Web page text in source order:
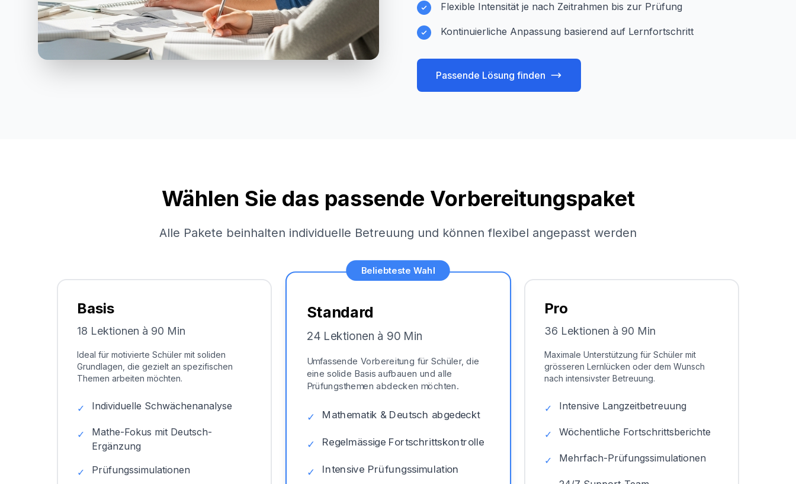
Flexible Intensität je nach Zeitrahmen bis zur Prüfung
Kontinuierliche Anpassung basierend auf Lernfortschritt
Passende Lösung finden
Wählen Sie das passende Vorbereitungspaket
Alle Pakete beinhalten individuelle Betreuung und können flexibel angepasst werden
Basis
18 Lektionen à 90 Min
Ideal für motivierte Schüler mit soliden
Grundlagen, die gezielt an spezifischen
Themen arbeiten möchten.
✓ Individuelle Schwächenanalyse
✓
Mathe-Fokus mit Deutsch-
Ergänzung
✓ Prüfungssimulationen
Beliebteste Wahl
Standard
24 Lektionen à 90 Min
Umfassende Vorbereitung für Schüler, die
eine solide Basis aufbauen und alle
Prüfungsthemen abdecken möchten.
✓ Mathematik & Deutsch abgedeckt
✓ Regelmässige Fortschrittskontrolle
✓ Intensive Prüfungssimulation
Pro
36 Lektionen à 90 Min
Maximale Unterstützung für Schüler mit
grösseren Lernlücken oder dem Wunsch
nach intensivster Betreuung.
✓ Intensive Langzeitbetreuung
✓ Wöchentliche Fortschrittsberichte
✓ Mehrfach-Prüfungssimulationen